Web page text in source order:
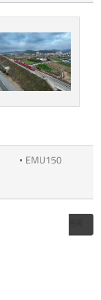
EMU150